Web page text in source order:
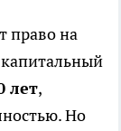
право на
лет,
Но